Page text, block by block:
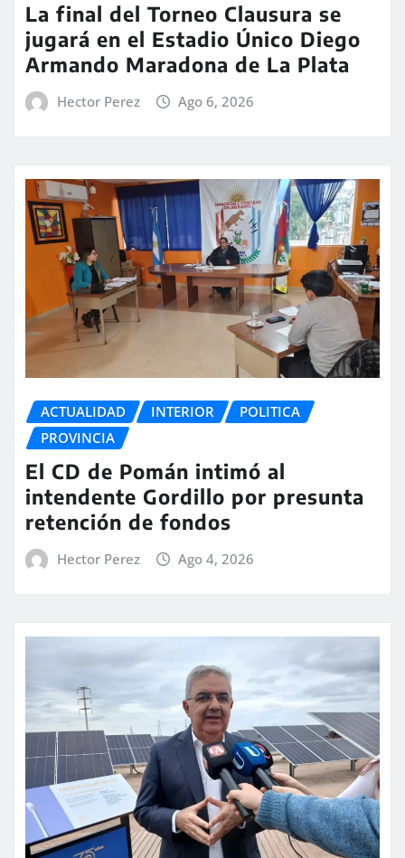
La final del Torneo Clausura se
jugará en el Estadio Único Diego
Armando Maradona de La Plata
Hector Perez Ago 6, 2026
ACTUALIDAD INTERIOR
POLITICA
PROVINCIA
El CD de Pomán intimó al
intendente Gordillo por presunta
retención de fondos
Hector Perez Ago 4, 2026